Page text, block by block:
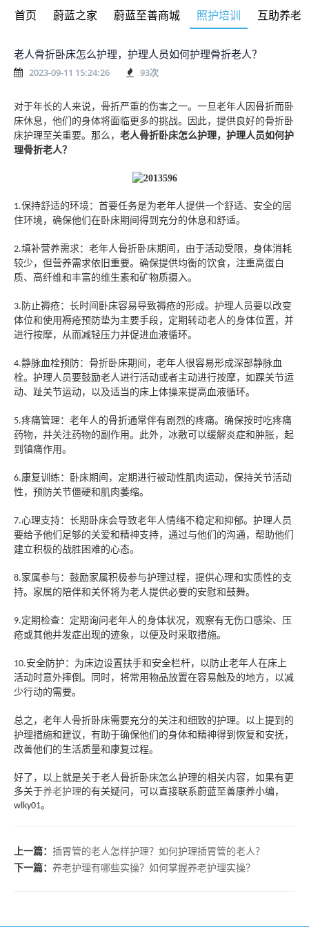
首页 蔚蓝之家 蔚蓝至善商城 照护培训 互助养老
老人骨折卧床怎么护理，护理人员如何护理骨折老人？
2023-09-11 15:24:26 93次
对于年长的人来说，骨折严重的伤害之一。一旦老年人因骨折而卧
床休息，他们的身体将面临更多的挑战。因此，提供良好的骨折卧
床护理至关重要。 那么， 老人骨折卧床怎么护理， 护理人员如何护
理骨折老人？
1.保持舒适的环境：首要任务是为老年人提供一个舒适、安全的居
住环境，确保他们在卧床期间得到充分的休息和舒适。
2.填补营养需求：老年人骨折卧床期间，由于活动受限，身体消耗
较少，但营养需求依旧重要。确保提供均衡的饮食，注重高蛋白
质、高纤维和丰富的维生素和矿物质摄入。
3. 防止褥疮：长时间卧床容易导致褥疮的形成。 护理人员要以改变
体位和使用褥疮预防垫为主要手段，定期转动老人的身体位置， 并
进行按摩， 从而减轻压力并促进血液循环。
4.静脉血栓预防：骨折卧床期间，老年人很容易形成深部静脉血
栓。 护理人员要鼓励老人进行活动或者主动进行按摩，如踝关节运
动、趾关节运动，以及适当的床上体操来提高血液循环。
5.疼痛管理：老年人的骨折通常伴有剧烈的疼痛。确保按时吃疼痛
药物，并关注药物的副作用。此外，冰敷可以缓解炎症和肿胀，起
到镇痛作用。
6.康复训练：卧床期间，定期进行被动性肌肉运动，保持关节活动
性，预防关节僵硬和肌肉萎缩。
7.心理支持：长期卧床会导致老年人情绪不稳定和抑郁。 护理人员
要给予他们足够的关爱和精神支持，通过与他们的沟通，帮助他们
建立积极的战胜困难的心态。
8.家属参与：鼓励家属积极参与护理过程，提供心理和实质性的支
持。家属的陪伴和关怀将为老人提供必要的安慰和鼓舞。
9.定期检查：定期询问老年人的身体状况，观察有无伤口感染、压
疮或其他并发症出现的迹象，以便及时采取措施。
10.安全防护：为床边设置扶手和安全栏杆，以防止老年人在床上
活动时意外摔倒。同时，将常用物品放置在容易触及的地方，以减
少行动的需要。
总之，老年人骨折卧床需要充分的关注和细致的护理。以上提到的
护理措施和建议，有助于确保他们的身体和精神得到恢复和安抚，
改善他们的生活质量和康复过程。
好了，以上就是关于老人骨折卧床怎么护理的相关内容，如果有更
多关于养老护理的有关疑问，可以直接联系蔚蓝至善康养小编，
wlky01。
上一篇： 插胃管的老人怎样护理？如何护理插胃管的老人？
下一篇： 养老护理有哪些实操？如何掌握养老护理实操？